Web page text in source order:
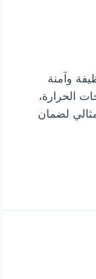
وآمنة
الحرارة،
لضمان